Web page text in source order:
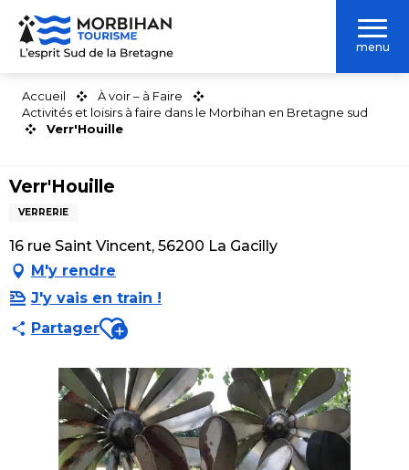
Aller
contenu
menu
Accueil
À voir – à Faire
Activités et loisirs à faire dans le Morbihan en Bretagne sud
Verr'Houille
Verr'Houille
VERRERIE
16 rue Saint Vincent, 56200 La Gacilly
M'y rendre
J'y vais en train !
PartagerAjouter aux favoris